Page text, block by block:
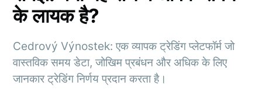
के लायक है?
Cedrový Výnostek: एक व्यापक ट्रेडिंग प्लेटफॉर्म जो
वास्तविक समय डेटा, जोखिम प्रबंधन और अधिक के लिए
जानकार ट्रेडिंग निर्णय प्रदान करता है।